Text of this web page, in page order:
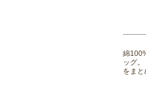
綿
ッグ
をま